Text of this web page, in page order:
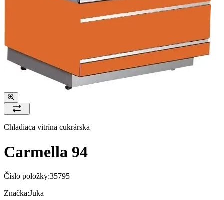
Chladiaca vitrína cukrárska
Carmella 94
Číslo položky:35795
Značka:Juka